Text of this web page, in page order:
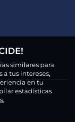
similares para
a tus intereses,
en tu
estadísticas